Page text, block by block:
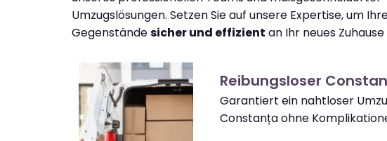
Umzugslösungen. Setzen Sie auf unsere Expertise, um
Gegenständesicher und effizient an Ihr neues
Reibungsloser
Garantiert ein nahtloser
Constanța ohne